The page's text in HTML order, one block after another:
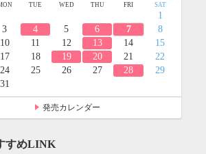
TUE WED THU FRI SAT
1
3 4 5 6 7
8
10 11 12 13 14
15
17 18 19 20 21
22
24 25 26 27 28
29
31
発売カレンダー
すめLINK